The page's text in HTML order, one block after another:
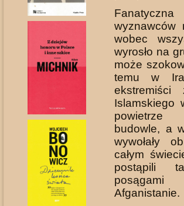
wyznawców
wobec
wyrosło na
może
temu w
ekstremiści
Islamskiego
powietrze
budowle, a
wywołały
całym
postąpili
Afganistanie.